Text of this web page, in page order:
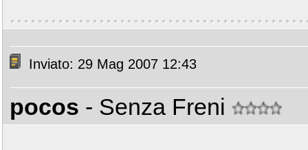
Inviato: 29 Mag 2007 12:43
pocos - Senza Freni